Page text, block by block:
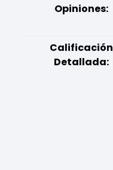
Opiniones:
Calificación
Detallada: